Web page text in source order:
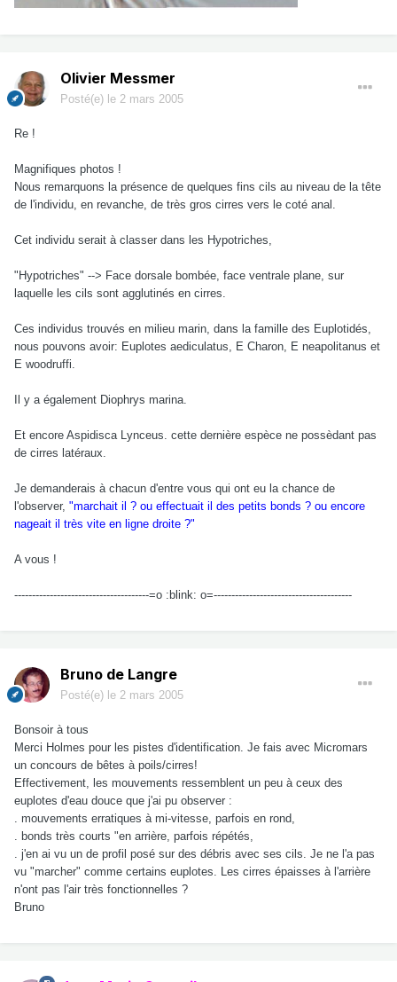
Olivier Messmer
Posté(e) le 2 mars 2005
Re !
Magnifiques photos !
Nous remarquons la présence de quelques fins cils au niveau de la tête
de l'individu, en revanche, de très gros cirres vers le coté anal.
Cet individu serait à classer dans les Hypotriches,
"Hypotriches" --> Face dorsale bombée, face ventrale plane, sur
laquelle les cils sont agglutinés en cirres.
Ces individus trouvés en milieu marin, dans la famille des Euplotidés,
nous pouvons avoir: Euplotes aediculatus, E Charon, E neapolitanus et
E woodruffi.
Il y a également Diophrys marina.
Et encore Aspidisca Lynceus. cette dernière espèce ne possèdant pas
de cirres latéraux.
Je demanderais à chacun d'entre vous qui ont eu la chance de
l'observer, "marchait il ? ou effectuait il des petits bonds ? ou encore
nageait il très vite en ligne droite ?"
A vous !
--------------------------------------=o :blink: o=---------------------------------------
Bruno de Langre
Posté(e) le 2 mars 2005
Bonsoir à tous
Merci Holmes pour les pistes d'identification. Je fais avec Micromars
un concours de bêtes à poils/cirres!
Effectivement, les mouvements ressemblent un peu à ceux des
euplotes d'eau douce que j'ai pu observer :
. mouvements erratiques à mi-vitesse, parfois en rond,
. bonds très courts "en arrière, parfois répétés,
. j'en ai vu un de profil posé sur des débris avec ses cils. Je ne l'a pas
vu "marcher" comme certains euplotes. Les cirres épaisses à l'arrière
n'ont pas l'air très fonctionnelles ?
Bruno